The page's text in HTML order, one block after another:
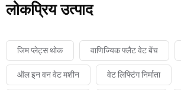
लोकप्रिय उत्पाद
जिम प्लेट्स थोक वाणिज्यिक फ्लैट वेट बेंच
ऑल इन वन वेट मशीन वेट लिफ्टिंग निर्माता